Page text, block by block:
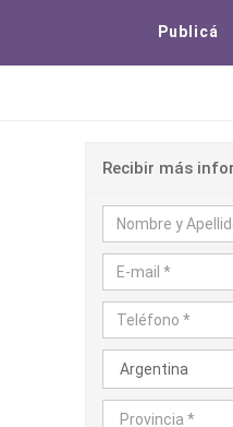
Publicá
Recibir más
Argentina
Provincia *